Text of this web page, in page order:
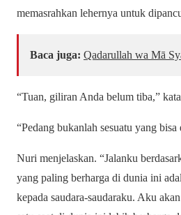
memasrahkan lehernya untuk
Baca juga: Qadarullah wa Mā
“Tuan, giliran Anda belum tiba,”
“Pedang bukanlah sesuatu yang
Nuri menjelaskan. “Jalanku
yang paling berharga di dunia ini
kepada saudara-saudaraku. Aku